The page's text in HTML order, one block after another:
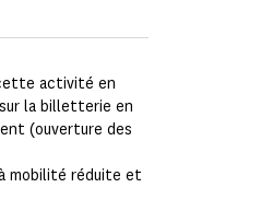
activité en
la billetterie en
(ouverture des
mobilité réduite et